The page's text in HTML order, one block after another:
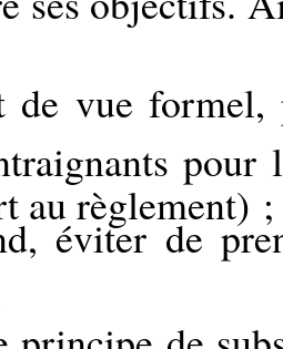
de vue formel,
pour
au règlement) ;
éviter de